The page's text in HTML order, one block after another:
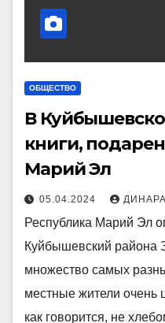
ОБЩЕСТВО
В
книги,
Марий Эл
05.04.2024
Республика Марий Эл
Куйбышевский района
множество самых
местные жители очень
как говорится, не